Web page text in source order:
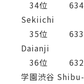
34位
Sekiichi
35位
Daianji
36位
学園渋谷